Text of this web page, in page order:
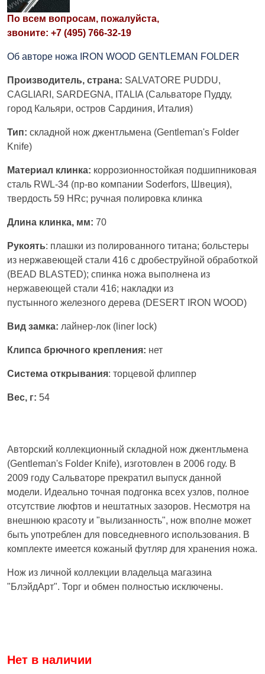
По всем вопросам, пожалуйста,
звоните: +7 (495) 766-32-19
Об авторе ножа IRON WOOD GENTLEMAN FOLDER
Производитель, страна: SALVATORE PUDDU,
CAGLIARI, SARDEGNA, ITALIA (Сальваторе Пудду,
город Кальяри, остров Сардиния, Италия)
Тип: складной нож джентльмена (Gentleman's Folder
Knife)
Материал клинка: коррозионностойкая подшипниковая
сталь RWL-34 (пр-во компании Soderfors, Швеция),
твердость 59 HRc; ручная полировка клинка
Длина клинка, мм: 70
Рукоять: плашки из полированного титана; больстеры
из нержавеющей стали 416 с дробеструйной обработкой
(BEAD BLASTED); спинка ножа выполнена из
нержавеющей стали 416; накладки из
пустынного железного дерева (DESERT IRON WOOD)
Вид замка: лайнер-лок (liner lock)
Клипса брючного крепления: нет
Система открывания: торцевой флиппер
Вес, г: 54
Авторский коллекционный складной нож джентльмена
(Gentleman's Folder Knife), изготовлен в 2006 году. В
2009 году Сальваторе прекратил выпуск данной
модели. Идеально точная подгонка всех узлов, полное
отсутствие люфтов и нештатных зазоров. Несмотря на
внешнюю красоту и "вылизанность", нож вполне может
быть употреблен для повседневного использования. В
комплекте имеется кожаный футляр для хранения ножа.
Нож из личной коллекции владельца магазина
"БлэйдАрт". Торг и обмен полностью исключены.
Нет в наличии